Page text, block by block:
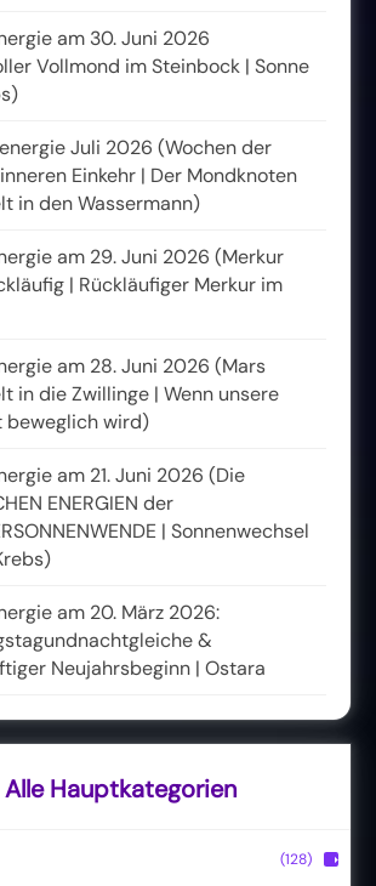
am 30. Juni 2026
Vollmond im Steinbock | Sonne
Juli 2026 (Wochen der
Einkehr | Der Mondknoten
in den Wassermann)
am 29. Juni 2026 (Merkur
| Rückläufiger Merkur im
am 28. Juni 2026 (Mars
in die Zwillinge | Wenn unsere
beweglich wird)
am 21. Juni 2026 (Die
ENERGIEN der
| Sonnenwechsel
am 20. März 2026:
&
Neujahrsbeginn | Ostara
Alle Hauptkategorien
(128) ▶